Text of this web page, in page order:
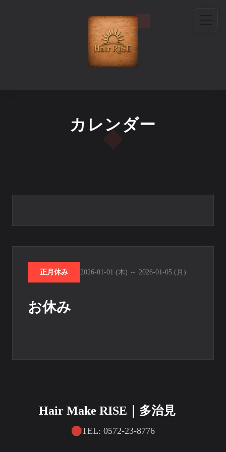
カレンダー
正月休み 2026-01-01 (木) ～ 2026-01-05 (月)
お休み
Hair Make RISE｜多治見
TEL: 0572-23-8776